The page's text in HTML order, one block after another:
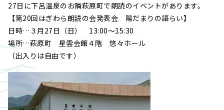
27日に下呂温泉のお隣萩原町で朗読のイベントがあります。
【第20回はぎわら朗読の会発表会 陽だまりの語らい】
日時…３月27日（日） 13:00～15:30
場所…萩原町 星雲会館４階 悠々ホール
（出入りは自由です）